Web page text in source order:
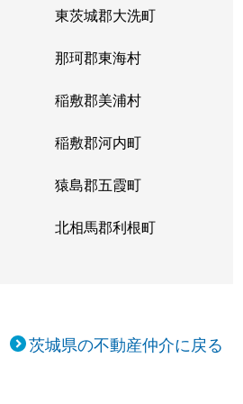
東茨城郡大洗町
那珂郡東海村
稲敷郡美浦村
稲敷郡河内町
猿島郡五霞町
北相馬郡利根町
茨城県の不動産仲介に戻る